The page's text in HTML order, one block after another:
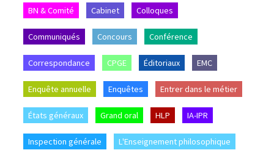
BN & Comité Cabinet Colloques
Communiqués Concours Conférence
Correspondance CPGE Éditoriaux EMC
Enquête annuelle Enquêtes Entrer dans le métier
États généraux Grand oral HLP IA-IPR
Inspection générale L'Enseignement philosophique